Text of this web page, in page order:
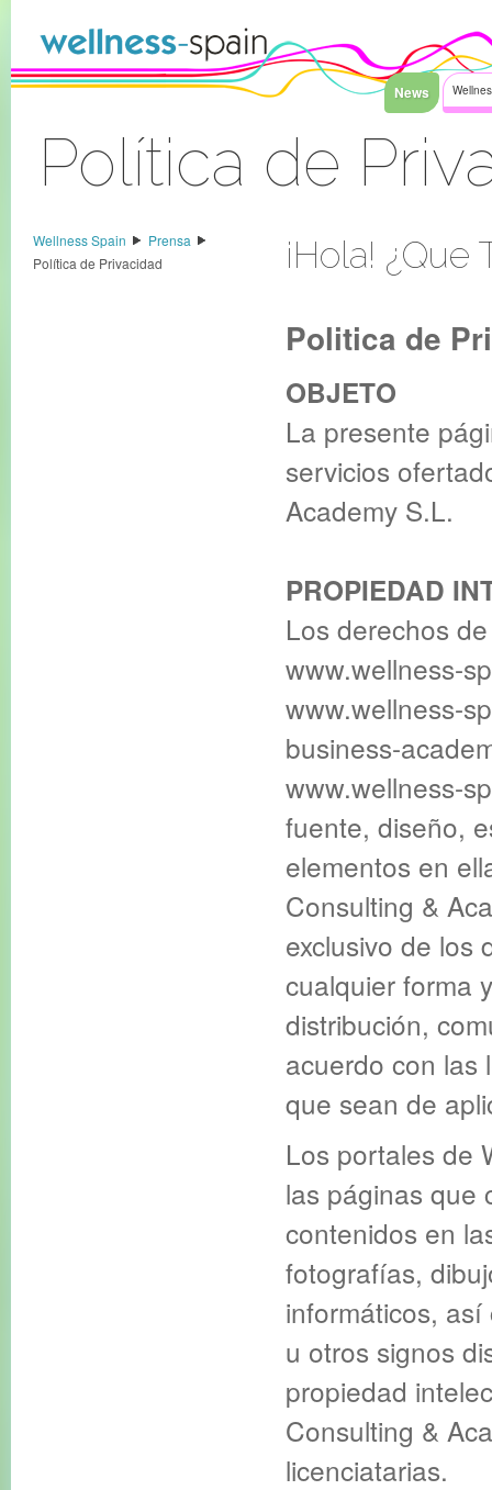
News
Política de
Wellness Spain
Prensa
Política de Privacidad
¡Hola! ¿Que
Politica de
OBJETO
La presente
servicios
Academy S.L.
PROPIEDAD
Los derechos
www.wellness-
www.wellness-
business-
www.wellness-
fuente, diseño,
elementos en
Consulting &
exclusivo de los
cualquier forma
distribución,
acuerdo con las
que sean de
Los portales de
las páginas que
contenidos en
fotografías,
informáticos,
u otros signos
propiedad
Consulting &
licenciatarias.